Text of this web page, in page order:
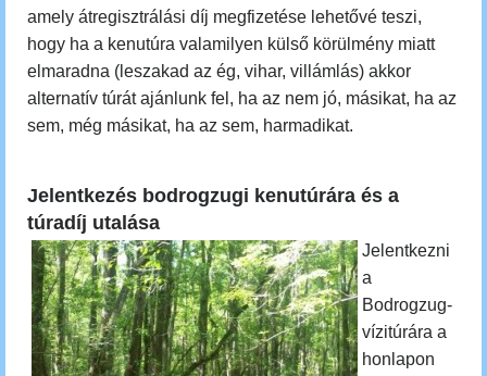
amely átregisztrálási díj megfizetése lehetővé teszi,
hogy ha a kenutúra valamilyen külső körülmény miatt
elmaradna (leszakad az ég, vihar, villámlás) akkor
alternatív túrát ajánlunk fel, ha az nem jó, másikat, ha az
sem, még másikat, ha az sem, harmadikat.
Jelentkezés bodrogzugi kenutúrára és a
túradíj utalása
Jelentkezni
a
Bodrogzug-
vízitúrára a
honlapon